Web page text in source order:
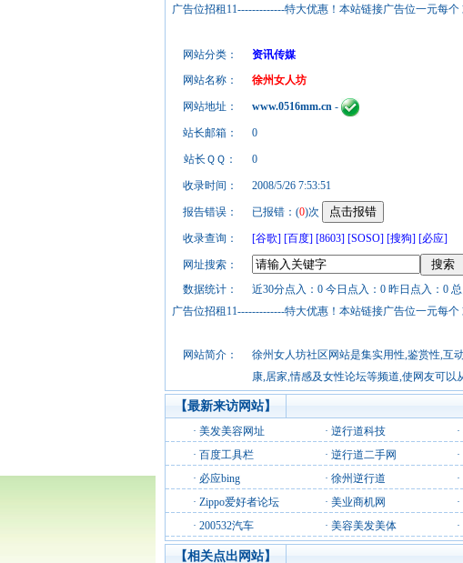
广告位招租11-------------特大优惠！本站链接广告位一元每
网站分类：
资讯传媒
网站名称： 徐州女人坊
网站地址： www.0516mm.cn -
站长邮箱： 0
站长ＱＱ： 0
收录时间： 2008/5/26 7:53:51
报告错误： 已报错：(0)次
收录查询： [谷歌] [百度] [8603] [SOSO] [搜狗] [必应]
网址搜索：
数据统计：
近30分点入：0 今日点入：0 昨日点入：0
广告位招租11-------------特大优惠！本站链接广告位一元每
网站简介：
徐州女人坊社区网站是集实用性,鉴赏性,互
康,居家,情感及女性论坛等频道,使网友可
【最新来访网站】
· 美发美容网址 · 逆行道科技 ·
· 百度工具栏 · 逆行道二手网 ·
· 必应bing · 徐州逆行道 ·
· Zippo爱好者论坛 · 美业商机网 ·
· 200532汽车 · 美容美发美体 ·
【相关点出网站】